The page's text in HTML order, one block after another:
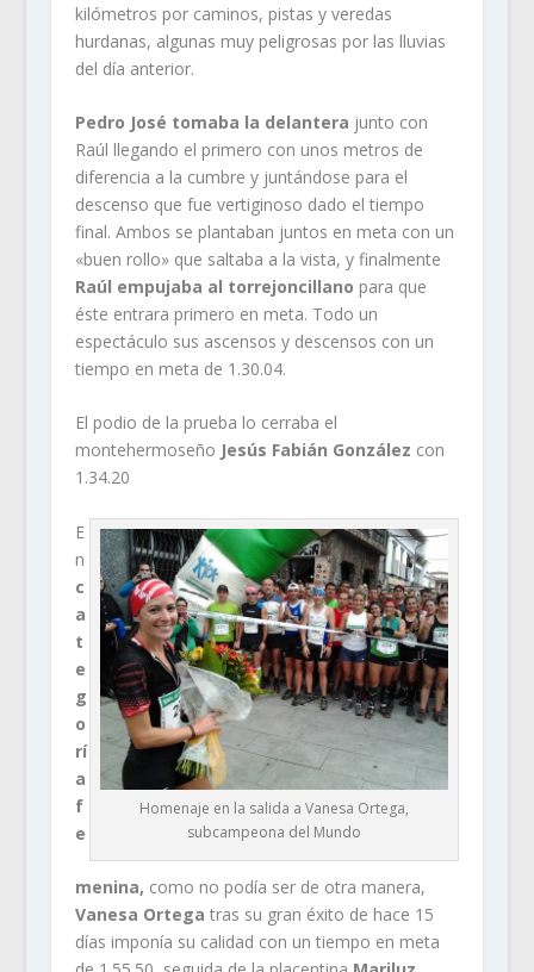
kilómetros por caminos, pistas y veredas
hurdanas, algunas muy peligrosas por las lluvias
del día anterior.
Pedro José tomaba la delantera junto con
Raúl llegando el primero con unos metros de
diferencia a la cumbre y juntándose para el
descenso que fue vertiginoso dado el tiempo
final. Ambos se plantaban juntos en meta con un
«buen rollo» que saltaba a la vista, y finalmente
Raúl empujaba al torrejoncillano para que
éste entrara primero en meta. Todo un
espectáculo sus ascensos y descensos con un
tiempo en meta de 1.30.04.
El podio de la prueba lo cerraba el
montehermoseño Jesús Fabián González con
1.34.20
Homenaje en la salida a Vanesa Ortega,
subcampeona del Mundo
E
n
c
a
t
e
g
o
rí
a
f
e
menina, como no podía ser de otra manera,
Vanesa Ortega tras su gran éxito de hace 15
días imponía su calidad con un tiempo en meta